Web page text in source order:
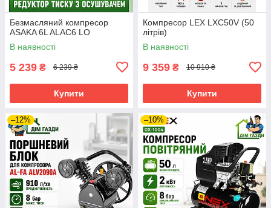
Безмасляний компресор
ASAKA 6L ALAC6 LO
В наявності
5 239 ₴ 6 239 ₴
Купити
Компресор LEX LXC50V (50
літрів)
В наявності
9 359 ₴ 10 910 ₴
Купити
–12% –10%